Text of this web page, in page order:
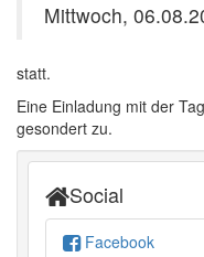
Mittwoch,
statt.
Eine Einladung mit der
gesondert zu.
Social
Facebook